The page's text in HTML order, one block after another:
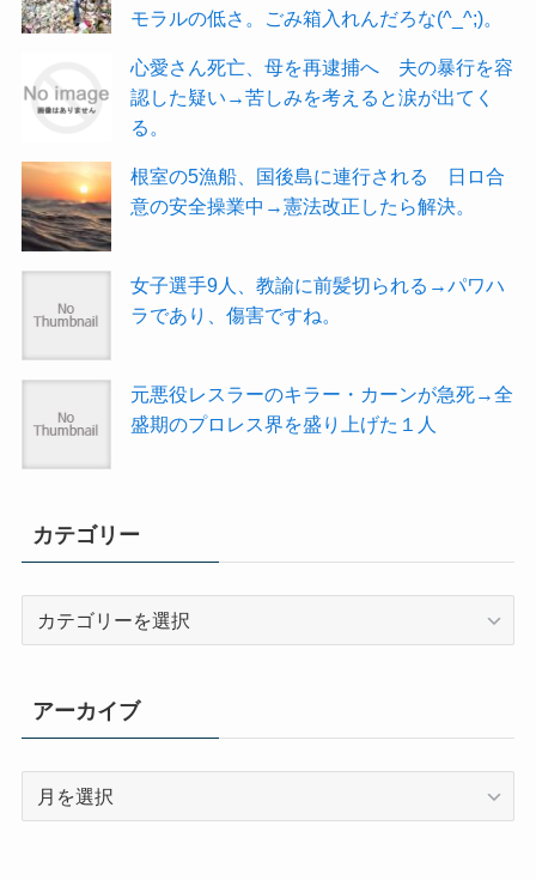
モラルの低さ。ごみ箱入れんだろな(^_^;)。
心愛さん死亡、母を再逮捕へ 夫の暴行を容
認した疑い→苦しみを考えると涙が出てく
る。
根室の5漁船、国後島に連行される 日ロ合
意の安全操業中→憲法改正したら解決。
女子選手9人、教諭に前髪切られる→パワハ
ラであり、傷害ですね。
元悪役レスラーのキラー・カーンが急死→全
盛期のプロレス界を盛り上げた１人
カテゴリー
リ
ー
アーカイブ